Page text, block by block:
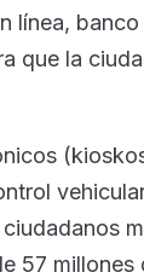
línea,
que la
57